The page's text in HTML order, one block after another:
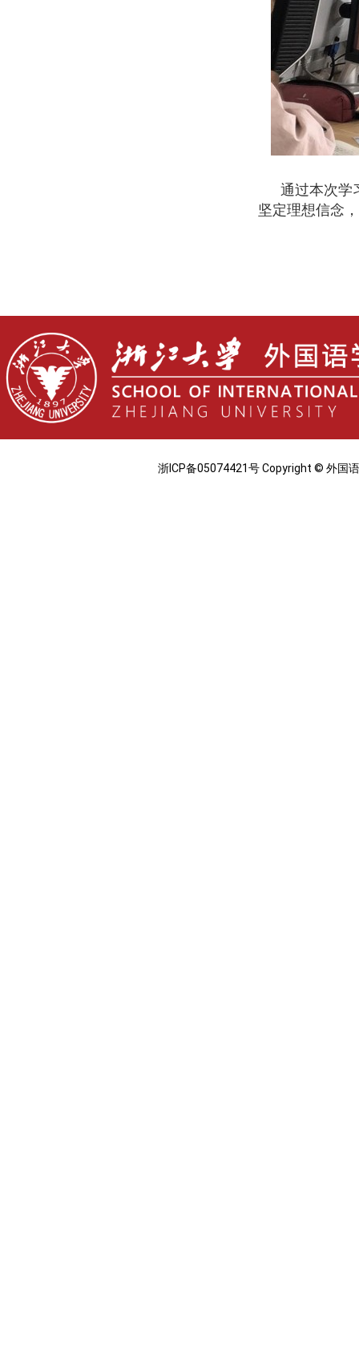
通过本次学
坚定理想信念
浙ICP备05074421号 Copyright © 外国